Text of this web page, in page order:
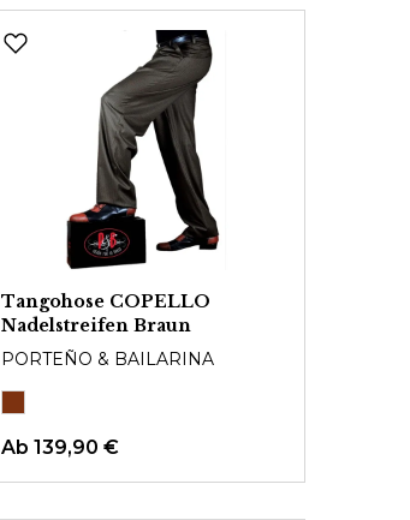
Tangohose COPELLO
Nadelstreifen Braun
PORTEÑO & BAILARINA
Ab 139,90 €